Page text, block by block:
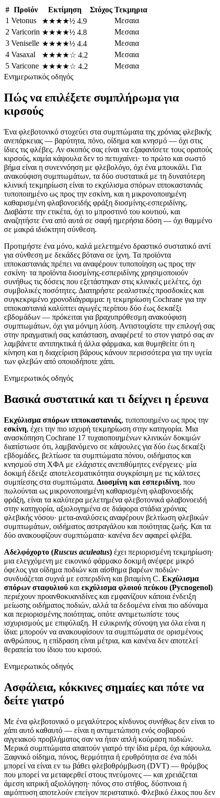
# Προϊόν Εκτίμηση Στόχος Τεκμηρια
1 Vetonus ★★★★½ 4.9
Μεσαια
2 Varicorin ★★★★½ 4.8
Μεσαια
3 Veniselle ★★★★½ 4.4
Μεσαια
4 Vasaxal ★★★★☆ 4.2
Μεσαια
5 Varicone ★★★★☆ 4.2
Μεσαια
Ενημερωτικός οδηγός
Πώς να επιλέξετε συμπλήρωμα για
κιρσούς
Ένα φλεβοτονικό στοχεύει στα συμπτώματα της χρόνιας φλεβικής
ανεπάρκειας — βαρύτητα, πόνο, οίδημα και κνησμό — όχι στις
ίδιες τις φλέβες. Αν σκοπός σας είναι να εξαφανίσετε τους ορατούς
κιρσούς, καμία κάψουλα δεν το πετυχαίνει· το πρώτο και σωστό
βήμα είναι η συνεννόηση με φλεβολόγο, όχι ένα μπουκάλι. Για
ανακούφιση συμπτωμάτων, τα δύο συστατικά με τη δυνατότερη
κλινική τεκμηρίωση είναι το εκχύλισμα σπόρων ιπποκαστανιάς
τυποποιημένο ως προς την εσκίνη, και η μικρονοποιημένη
καθαρισμένη φλαβονοειδής φράξη διοσμίνης-εσπεριδίνης.
Διαβάστε την ετικέτα, όχι το μπροστινό του κουτιού, και
αναζητήστε ένα από αυτά σε σαφή ημερήσια δόση — όχι θαμμένο
σε μακρά ιδιόκτητη σύνθεση.
Προτιμήστε ένα μόνο, καλά μελετημένο δραστικό συστατικό αντί
για σύνθεση με δεκάδες βότανα σε ίχνη. Τα προϊόντα
ιπποκαστανιάς πρέπει να αναφέρουν τυποποίηση ως προς την
εσκίνη· τα προϊόντα διοσμίνης-εσπεριδίνης χρησιμοποιούν
συνήθως τις δόσεις που εξετάστηκαν στις κλινικές μελέτες, όχι
συμβολικές ποσότητες. Διατηρήστε ρεαλιστικές προσδοκίες και
συγκεκριμένο χρονοδιάγραμμα: η τεκμηρίωση Cochrane για την
ιπποκαστανιά καλύπτει αγωγές περίπου δύο έως δεκαέξι
εβδομάδων — πρόκειται για βραχυπρόθεσμη ανακούφιση
συμπτωμάτων, όχι για μόνιμη λύση. Αντιστοιχίστε την επιλογή σας
στην πραγματική σας κατάσταση, αναφέρετέ το στον γιατρό σας αν
λαμβάνετε αντιπηκτικά ή άλλα φάρμακα, και θυμηθείτε ότι η
κίνηση και η διαχείριση βάρους κάνουν περισσότερα για την υγεία
των φλεβών από οποιοδήποτε χάπι.
Ενημερωτικός οδηγός
Βασικά συστατικά και τι δείχνει η έρευνα
Εκχύλισμα σπόρων ιπποκαστανιάς, τυποποιημένο ως προς την
εσκίνη, έχει την πιο ισχυρή τεκμηρίωση στην κατηγορία. Μια
ανασκόπηση Cochrane 17 τυχαιοποιημένων κλινικών δοκιμών
διαπίστωσε ότι, λαμβανόμενο σε κάψουλες για δύο έως δεκαέξι
εβδομάδες, βελτίωσε τα συμπτώματα πόνου, οιδήματος και
κνησμού στη ΧΦΑ με ελάχιστες ανεπιθύμητες ενέργειες· μία
δοκιμή έδειξε αποτελεσματικότητα συγκρίσιμη με τις κάλτσες
συμπίεσης στα συμπτώματα. Διοσμίνη και εσπεριδίνη, που
πωλούνται ως μικρονοποιημένη καθαρισμένη φλαβονοειδής
φράξη, είναι τα καλύτερα μελετημένα φλεβοτονικά φλαβονοειδή
στην κατηγορία, αξιολογημένα σε διάφορα στάδια χρόνιας
φλεβικής νόσου· μετα-αναλύσεις αναφέρουν βελτίωση φλεβικών
συμπτωμάτων, οιδήματος αστραγάλου και ποιότητας ζωής. Και τα
δύο ανακουφίζουν συμπτώματα· κανένα δεν αφαιρεί φλέβα.
Αδελφόχορτο (Ruscus aculeatus) έχει περιορισμένη τεκμηρίωση·
μια ελεγχόμενη με εικονικό φάρμακο δοκιμή ανέφερε μικρό
όφελος για οίδημα ποδιών και αίσθημα βαρέων ποδιών·
συνδυάζεται συχνά με εσπεριδίνη και βιταμίνη C. Εκχύλισμα
σπόρων σταφυλιού και εκχύλισμα φλοιού πεύκου (Pycnogenol)
περιέχουν προανθοκυανιδίνες και εμφανίζουν κάποια ένδειξη
μείωσης οιδήματος ποδιών, αλλά τα δεδομένα είναι πιο αδύναμα
και περιορισμένης ποιότητας, οπότε αντιμετωπίστε τους
ισχυρισμούς με επιφύλαξη. Η ειλικρινής σύνοψη για όλα είναι η
ίδια: μπορούν να ανακουφίσουν τα συμπτώματα σε ορισμένους
ανθρώπους, η επίδραση είναι μέτρια, και κανένα δεν αποτελεί
θεραπεία του ίδιου του κιρσού.
Ενημερωτικός οδηγός
Ασφάλεια, κόκκινες σημαίες και πότε να
δείτε γιατρό
Με ένα φλεβοτονικό ο μεγαλύτερος κίνδυνος συνήθως δεν είναι το
χάπι αυτό καθαυτό — είναι η αντιμετώπιση ενός σοβαρού
αγγειακού προβλήματος σαν να ήταν απλή κούραση ποδιών.
Μερικά συμπτώματα απαιτούν γιατρό την ίδια μέρα, όχι κάψουλα.
Ξαφνικό οίδημα, πόνος, θερμότητα ή ερυθρότητα σε ένα πόδι
μπορεί να είναι εν τω βάθει φλεβοθρόμβωση (DVT) — θρόμβος
που μπορεί να μεταφερθεί στους πνεύμονες — και χρειάζεται
άμεση ιατρική αξιολόγηση· πόνος στο στήθος, δύσπνοια ή
αιμόπτυση αποτελούν επείγον περιστατικό. Φλεβικό έλκος που δεν